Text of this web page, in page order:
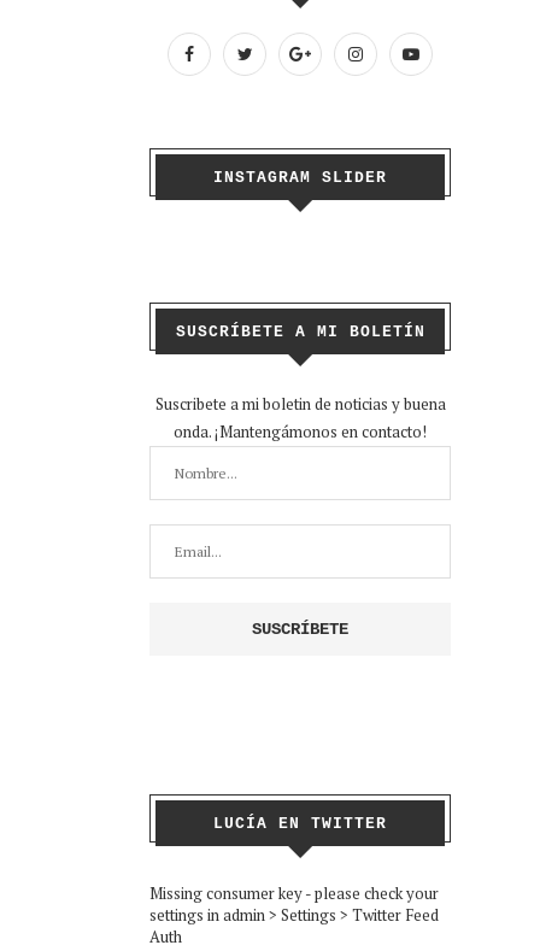
INSTAGRAM SLIDER
SUSCRÍBETE A MI BOLETÍN
Suscribete a mi boletin de noticias y buena
onda. ¡Mantengámonos en contacto!
LUCÍA EN TWITTER
Missing consumer key - please check your
settings in admin > Settings > Twitter Feed
Auth